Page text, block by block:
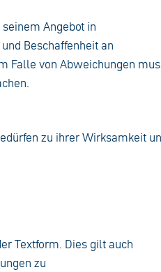
Angebot in
Beschaffenheit an
Falle von Abweichungen
zu ihrer Wirksamkeit
Textform. Dies gilt auch
zu